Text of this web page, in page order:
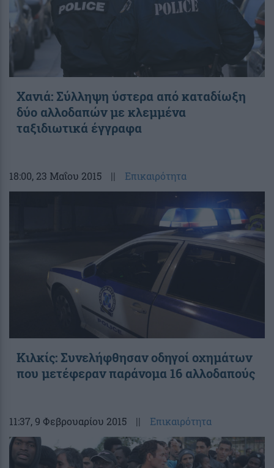
Χανιά: Σύλληψη ύστερα από καταδίωξη
δύο αλλοδαπών με κλεμμένα
ταξιδιωτικά έγγραφα
18:00, 23 Μαΐου 2015 || Επικαιρότητα
Κιλκίς: Συνελήφθησαν οδηγοί οχημάτων
που μετέφεραν παράνομα 16 αλλοδαπούς
11:37, 9 Φεβρουαρίου 2015 || Επικαιρότητα